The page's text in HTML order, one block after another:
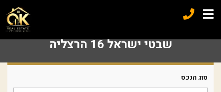
שבטי ישראל 16 הרצליה
סוג הנכס